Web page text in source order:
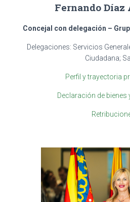
Fernando Díaz
Concejal con delegación –
Delegaciones: Servicios
Ciudadana;
Perfil y trayectoria
Declaración de bienes